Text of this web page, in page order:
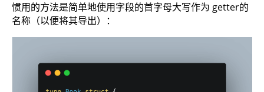
惯用的方法是简单地使用字段的首字母大写作为 getter的
名称（以便将其导出）：